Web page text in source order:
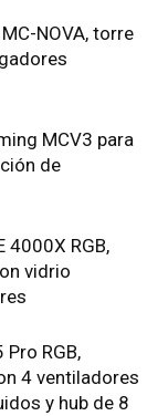
NOVA, torre
MCV3 para
de
4000X RGB,
vidrio
RGB,
4 ventiladores
y hub de 8